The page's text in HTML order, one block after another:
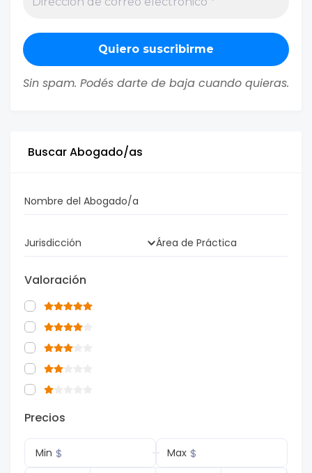
Sin spam. Podés darte de baja cuando quieras.
Buscar Abogado/as
Nombre del Abogado/a
Jurisdicción Área de Práctica
Valoración
Precios
Min $ Max $